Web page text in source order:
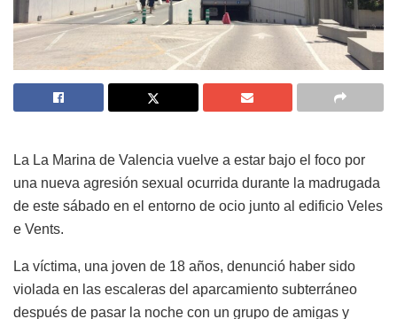
La La Marina de Valencia vuelve a estar bajo el foco por
una nueva agresión sexual ocurrida durante la madrugada
de este sábado en el entorno de ocio junto al edificio Veles
e Vents.
La víctima, una joven de 18 años, denunció haber sido
violada en las escaleras del aparcamiento subterráneo
después de pasar la noche con un grupo de amigas y